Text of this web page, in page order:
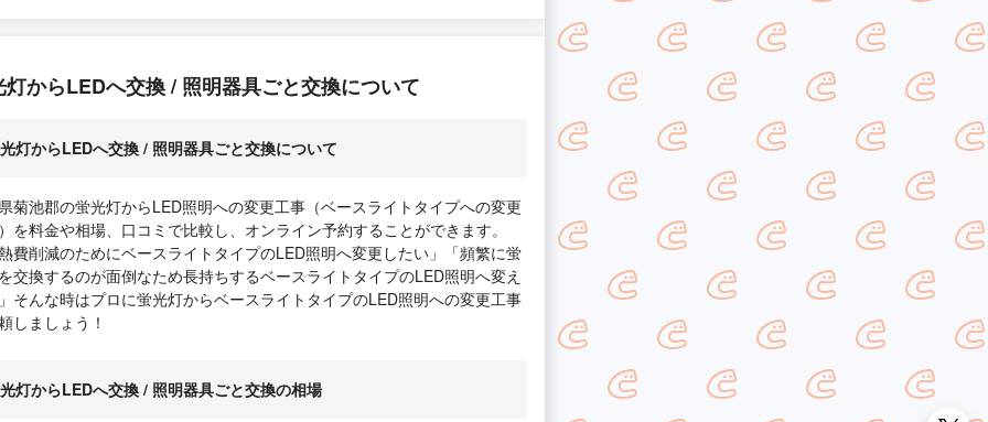
灯からLEDへ交換 / 照明器具ごと交換について
灯からLEDへ交換 / 照明器具ごと交換について
菊池郡の蛍光灯からLED照明への変更工事（ベースライトタイプへの変更
を料金や相場、口コミで比較し、オンライン予約することができます。
費削減のためにベースライトタイプのLED照明へ変更したい」「頻繁に蛍
交換するのが面倒なため長持ちするベースライトタイプのLED照明へ変え
そんな時はプロに蛍光灯からベースライトタイプのLED照明への変更工事
しましょう！
灯からLEDへ交換 / 照明器具ごと交換の相場